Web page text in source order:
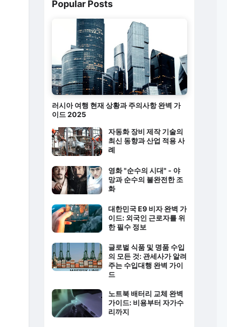
Popular Posts
러시아 여행 현재 상황과 주의사항 완벽 가
이드 2025
자동화 장비 제작 기술의
최신 동향과 산업 적용 사
례
영화 "순수의 시대" - 야
망과 순수의 불완전한 조
화
대한민국 E9 비자 완벽 가
이드: 외국인 근로자를 위
한 필수 정보
글로벌 식품 및 명품 수입
의 모든 것: 관세사가 알려
주는 수입대행 완벽 가이
드
노트북 배터리 교체 완벽
가이드: 비용부터 자가수
리까지